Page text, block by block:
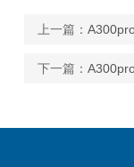
上一篇：
下一篇：